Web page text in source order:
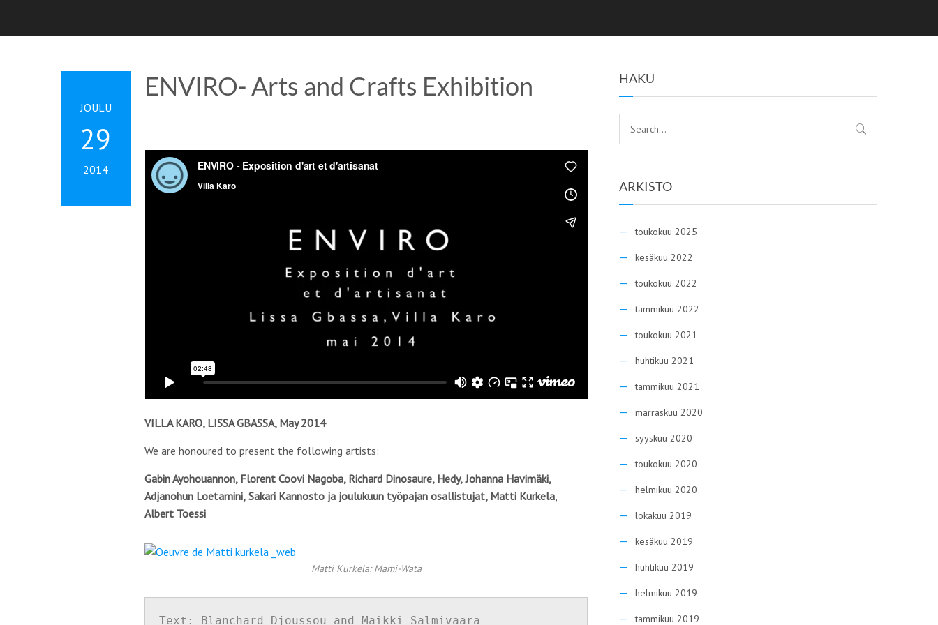
JOULU
29
2014
ENVIRO- Arts and Crafts Exhibition
VILLA KARO, LISSA GBASSA, May 2014
We are honoured to present the following artists:
Gabin Ayohouannon, Florent Coovi Nagoba, Richard Dinosaure, Hedy, Johanna Havimäki,
Adjanohun Loetamini, Sakari Kannosto ja joulukuun työpajan osallistujat, Matti Kurkela,
Albert Toessi
Matti Kurkela: Mami-Wata
Text: Blanchard Djoussou and Maikki Salmivaara
HAKU
ARKISTO
toukokuu 2025
kesäkuu 2022
toukokuu 2022
tammikuu 2022
toukokuu 2021
huhtikuu 2021
tammikuu 2021
marraskuu 2020
syyskuu 2020
toukokuu 2020
helmikuu 2020
lokakuu 2019
kesäkuu 2019
huhtikuu 2019
helmikuu 2019
tammikuu 2019